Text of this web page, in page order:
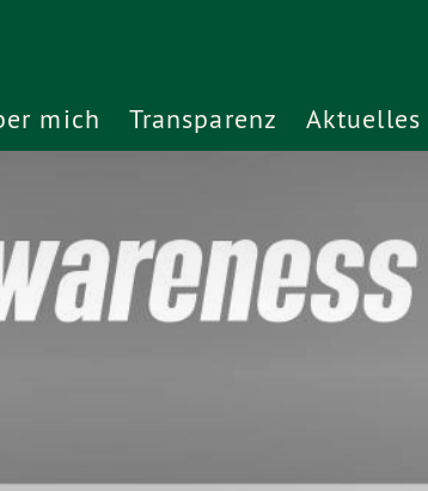
mich Transparenz Aktuelles